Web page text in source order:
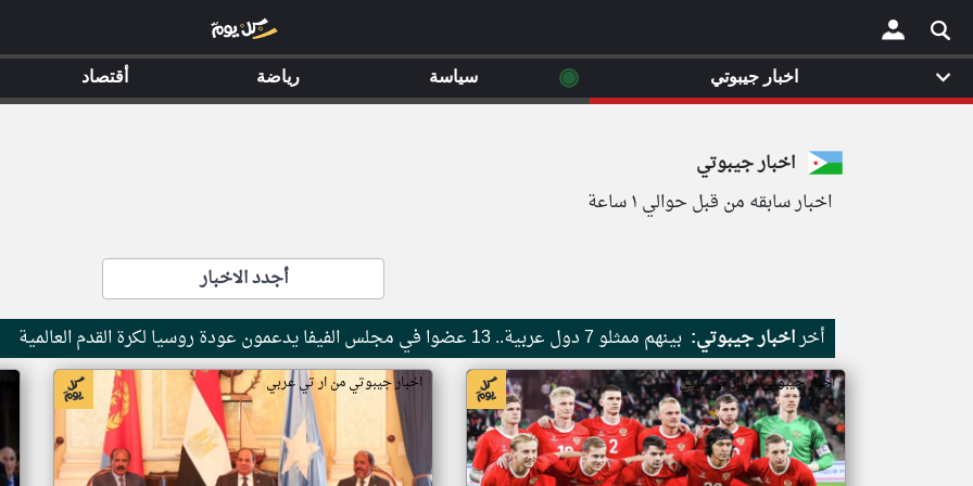
×
اخبار جيبوتي
اخبار سابقه من قبل حوالي ١ ساعة
أجدد الاخبار
أخراخبار جيبوتي: بينهم ممثلو 7 دول عربية.. 13 عضوا في مجلس الفيفا يدعمون عودة روسيا لكرة القدم العالمية
اخبار جيبوتي من ار تي عربي اخبار جيبوتي من ار تي عربي
اخبار جيبوتي ◉ سياسة رياضة أقتصاد